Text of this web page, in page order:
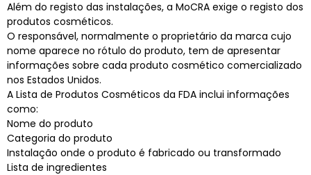
Além do registo das instalações, a MoCRA exige o registo dos
produtos cosméticos.
O responsável, normalmente o proprietário da marca cujo
nome aparece no rótulo do produto, tem de apresentar
informações sobre cada produto cosmético comercializado
nos Estados Unidos.
A Lista de Produtos Cosméticos da FDA inclui informações
como:
Nome do produto
Categoria do produto
Instalação onde o produto é fabricado ou transformado
Lista de ingredientes